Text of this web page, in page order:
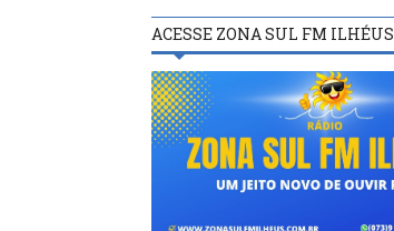
ACESSE ZONA SUL FM ILHÉUS